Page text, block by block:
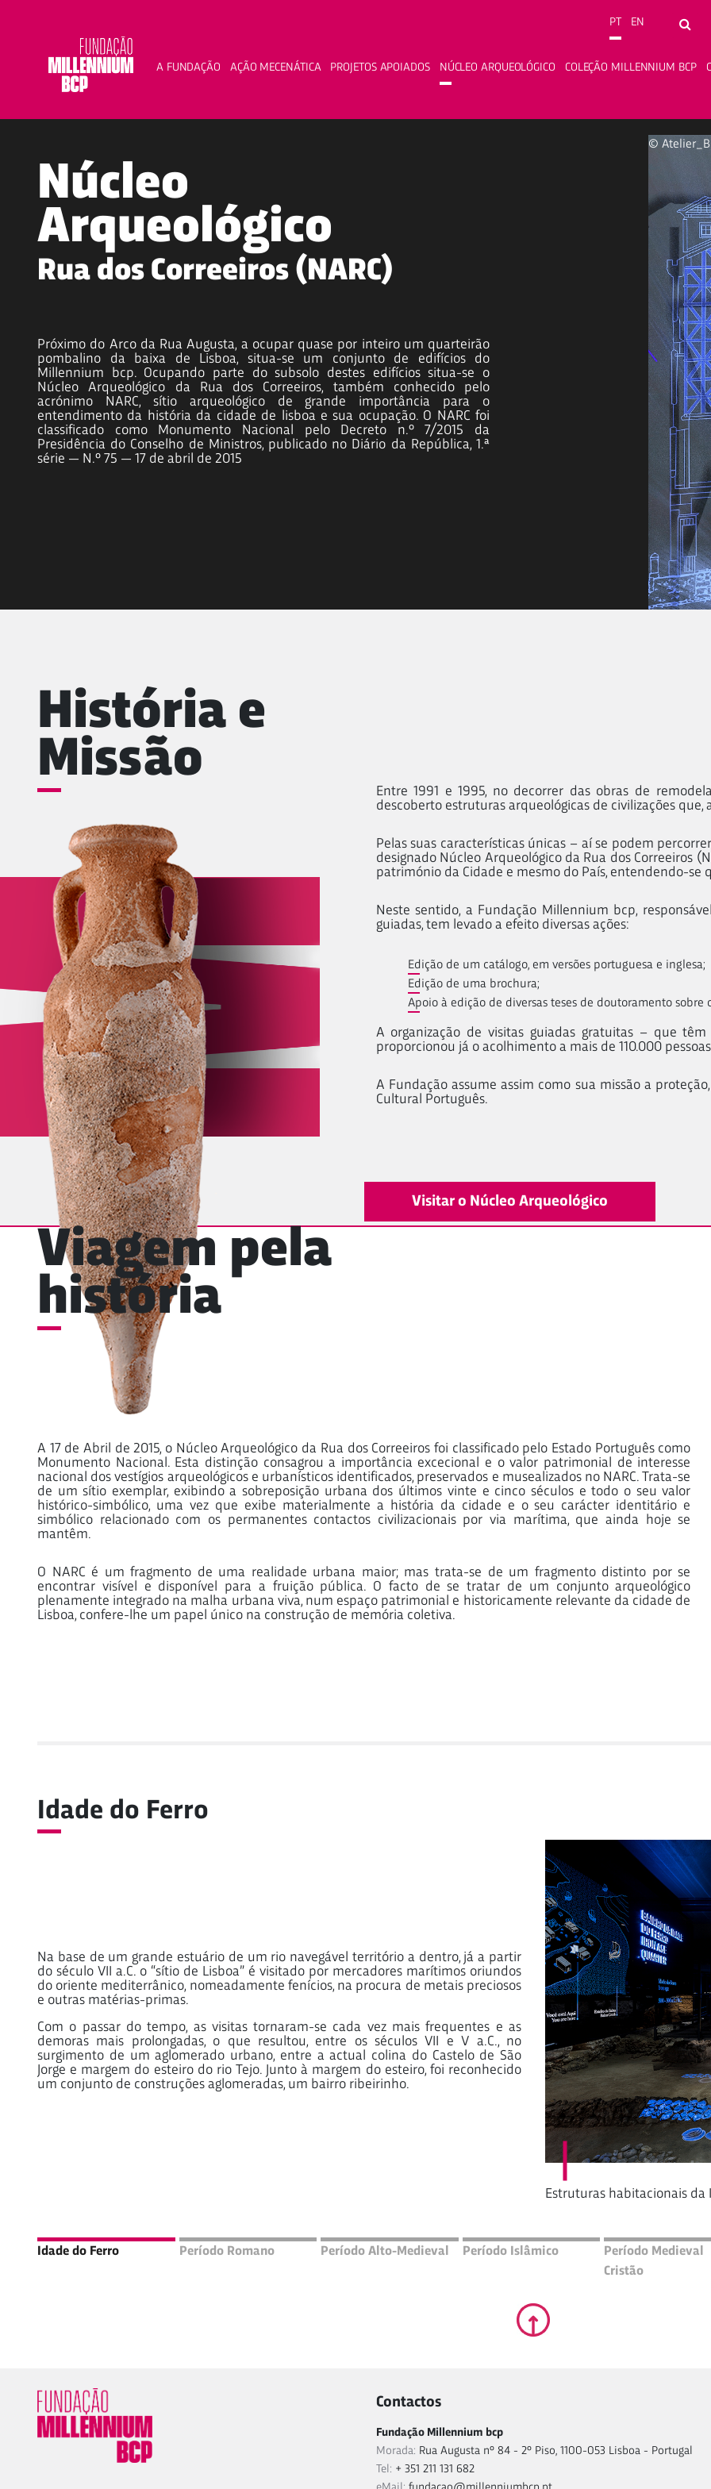
PT EN
A FUNDAÇÃO AÇÃO MECENÁTICA PROJETOS APOIADOS NÚCLEO ARQUEOLÓGICO COLEÇÃO MILLENNIUM BCP
Núcleo
Arqueológico
Rua dos Correeiros (NARC)
©
Próximo do Arco da Rua Augusta, a ocupar quase por inteiro um quarteirão
pombalino da baixa de Lisboa, situa-se um conjunto de edifícios do
Millennium bcp. Ocupando parte do subsolo destes edifícios situa-se o
Núcleo Arqueológico da Rua dos Correeiros, também conhecido pelo
acrónimo NARC, sítio arqueológico de grande importância para o
entendimento da história da cidade de lisboa e sua ocupação. O NARC foi
classificado como Monumento Nacional pelo Decreto n.º 7/2015 da
Presidência do Conselho de Ministros, publicado no Diário da República, 1.ª
série — N.º 75 — 17 de abril de 2015
História e
Missão
Entre 1991 e 1995, no decorrer das obras de
descoberto estruturas arqueológicas de civilizações que,
Pelas suas características únicas – aí se podem
designado Núcleo Arqueológico da Rua dos Correeiros
património da Cidade e mesmo do País, entendendo-se
Neste sentido, a Fundação Millennium bcp,
guiadas, tem levado a efeito diversas ações:
Edição de um catálogo, em versões portuguesa e inglesa;
Edição de uma brochura;
Apoio à edição de diversas teses de doutoramento sobre o
A organização de visitas guiadas gratuitas – que
proporcionou já o acolhimento a mais de 110.000
A Fundação assume assim como sua missão a
Cultural Português.
Visitar o Núcleo Arqueológico
Viagem pela
história
A 17 de Abril de 2015, o Núcleo Arqueológico da Rua dos Correeiros foi classificado pelo Estado Português como
Monumento Nacional. Esta distinção consagrou a importância excecional e o valor patrimonial de interesse
nacional dos vestígios arqueológicos e urbanísticos identificados, preservados e musealizados no NARC. Trata-se
de um sítio exemplar, exibindo a sobreposição urbana dos últimos vinte e cinco séculos e todo o seu valor
histórico-simbólico, uma vez que exibe materialmente a história da cidade e o seu carácter identitário e
simbólico relacionado com os permanentes contactos civilizacionais por via marítima, que ainda hoje se
mantêm.
O NARC é um fragmento de uma realidade urbana maior; mas trata-se de um fragmento distinto por se
encontrar visível e disponível para a fruição pública. O facto de se tratar de um conjunto arqueológico
plenamente integrado na malha urbana viva, num espaço patrimonial e historicamente relevante da cidade de
Lisboa, confere-lhe um papel único na construção de memória coletiva.
Idade do Ferro
Na base de um grande estuário de um rio navegável território a dentro, já a partir
do século VII a.C. o “sítio de Lisboa” é visitado por mercadores marítimos oriundos
do oriente mediterrânico, nomeadamente fenícios, na procura de metais preciosos
e outras matérias-primas.
Com o passar do tempo, as visitas tornaram-se cada vez mais frequentes e as
demoras mais prolongadas, o que resultou, entre os séculos VII e V a.C., no
surgimento de um aglomerado urbano, entre a actual colina do Castelo de São
Jorge e margem do esteiro do rio Tejo. Junto à margem do esteiro, foi reconhecido
um conjunto de construções aglomeradas, um bairro ribeirinho.
Estruturas habitacionais da
Idade do Ferro Período Romano Período Alto-Medieval Período Islâmico
Período Medieval
Cristão
Contactos
Fundação Millennium bcp
Morada: Rua Augusta nº 84 - 2º Piso, 1100-053 Lisboa - Portugal
Tel: + 351 211 131 682